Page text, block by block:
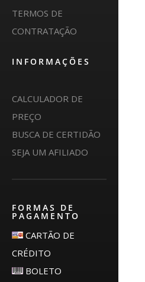
TERMOS DE
CONTRATAÇÃO
INFORMAÇÕES
CALCULADOR DE
PREÇO
BUSCA DE CERTIDÃO
SEJA UM AFILIADO
FORMAS DE
PAGAMENTO
CARTÃO DE
CRÉDITO
BOLETO